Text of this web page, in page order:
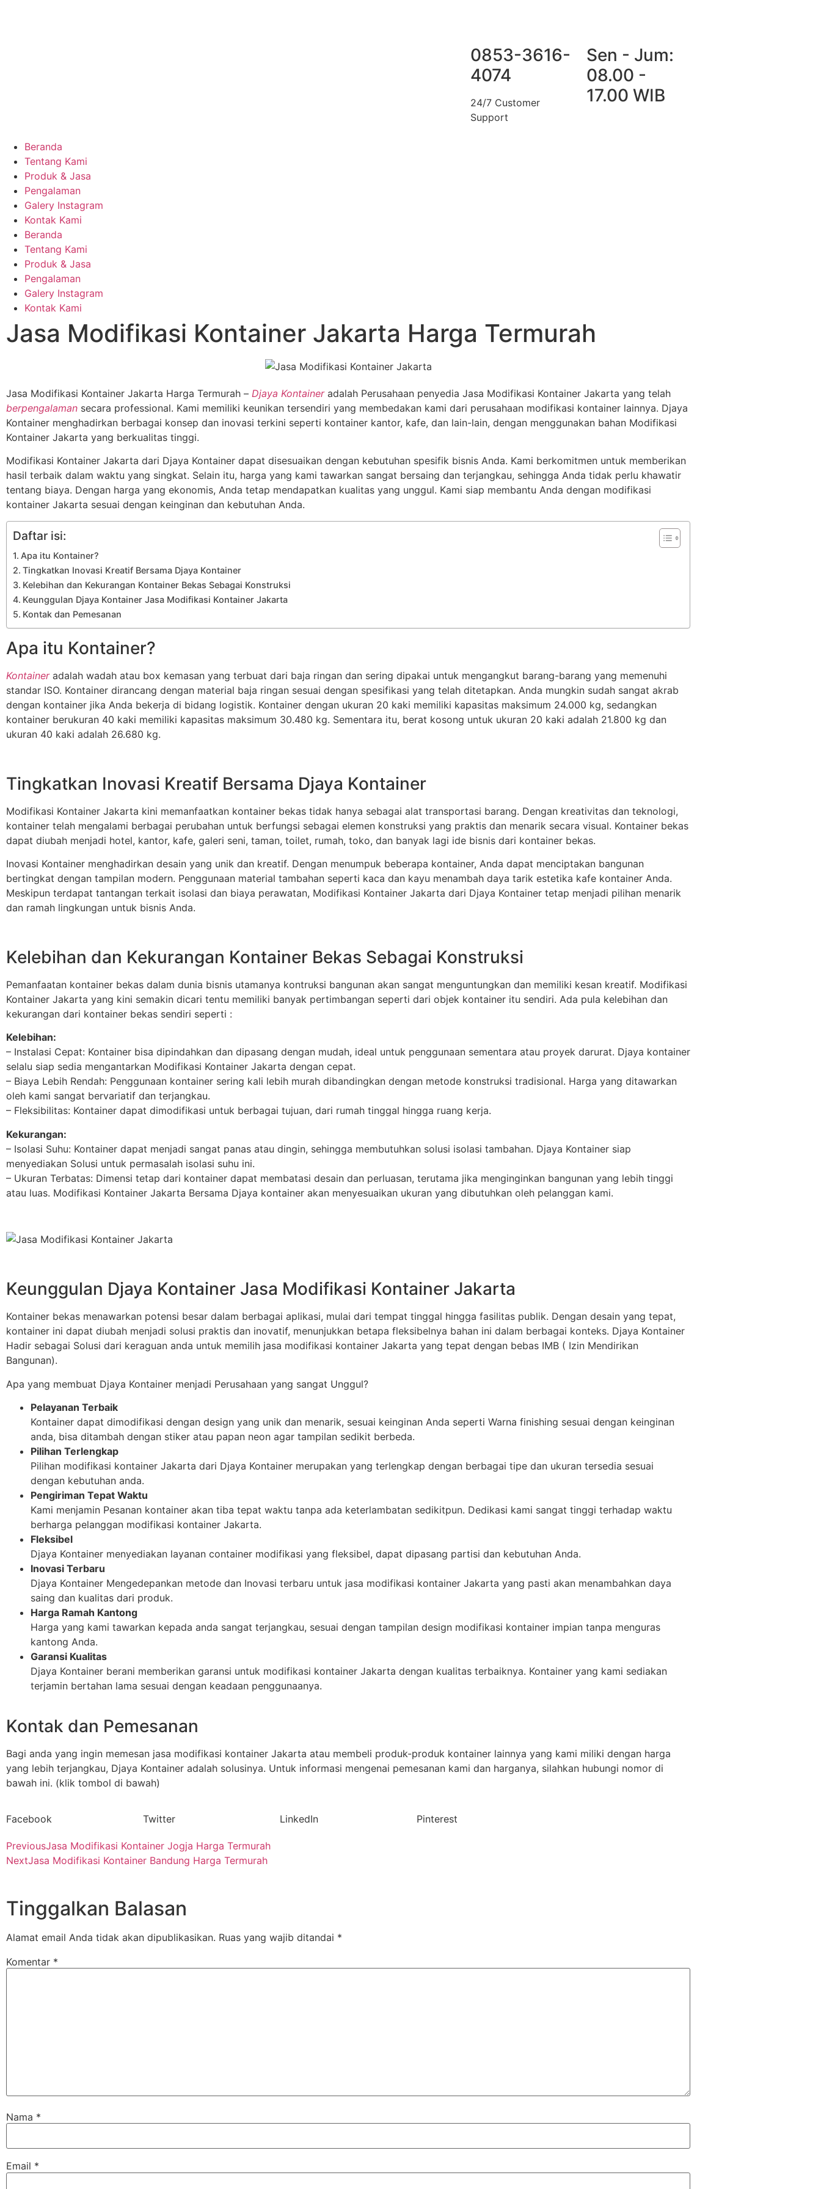
0853-3616-
4074
24/7 Customer
Support
Sen - Jum:
08.00 -
17.00 WIB
Beranda
Tentang Kami
Produk & Jasa
Pengalaman
Galery Instagram
Kontak Kami
Beranda
Tentang Kami
Produk & Jasa
Pengalaman
Galery Instagram
Kontak Kami
Jasa Modifikasi Kontainer Jakarta Harga Termurah
Jasa Modifikasi Kontainer Jakarta Harga Termurah – Djaya Kontainer adalah Perusahaan penyedia Jasa Modifikasi Kontainer Jakarta yang telah
berpengalaman secara professional. Kami memiliki keunikan tersendiri yang membedakan kami dari perusahaan modifikasi kontainer lainnya. Djaya
Kontainer menghadirkan berbagai konsep dan inovasi terkini seperti kontainer kantor, kafe, dan lain-lain, dengan menggunakan bahan Modifikasi
Kontainer Jakarta yang berkualitas tinggi.
Modifikasi Kontainer Jakarta dari Djaya Kontainer dapat disesuaikan dengan kebutuhan spesifik bisnis Anda. Kami berkomitmen untuk memberikan
hasil terbaik dalam waktu yang singkat. Selain itu, harga yang kami tawarkan sangat bersaing dan terjangkau, sehingga Anda tidak perlu khawatir
tentang biaya. Dengan harga yang ekonomis, Anda tetap mendapatkan kualitas yang unggul. Kami siap membantu Anda dengan modifikasi
kontainer Jakarta sesuai dengan keinginan dan kebutuhan Anda.
Daftar isi:
Apa itu Kontainer?
Tingkatkan Inovasi Kreatif Bersama Djaya Kontainer
Kelebihan dan Kekurangan Kontainer Bekas Sebagai Konstruksi
Keunggulan Djaya Kontainer Jasa Modifikasi Kontainer Jakarta
Kontak dan Pemesanan
Apa itu Kontainer?
Kontainer adalah wadah atau box kemasan yang terbuat dari baja ringan dan sering dipakai untuk mengangkut barang-barang yang memenuhi
standar ISO. Kontainer dirancang dengan material baja ringan sesuai dengan spesifikasi yang telah ditetapkan. Anda mungkin sudah sangat akrab
dengan kontainer jika Anda bekerja di bidang logistik. Kontainer dengan ukuran 20 kaki memiliki kapasitas maksimum 24.000 kg, sedangkan
kontainer berukuran 40 kaki memiliki kapasitas maksimum 30.480 kg. Sementara itu, berat kosong untuk ukuran 20 kaki adalah 21.800 kg dan
ukuran 40 kaki adalah 26.680 kg.
Tingkatkan Inovasi Kreatif Bersama Djaya Kontainer
Modifikasi Kontainer Jakarta kini memanfaatkan kontainer bekas tidak hanya sebagai alat transportasi barang. Dengan kreativitas dan teknologi,
kontainer telah mengalami berbagai perubahan untuk berfungsi sebagai elemen konstruksi yang praktis dan menarik secara visual. Kontainer bekas
dapat diubah menjadi hotel, kantor, kafe, galeri seni, taman, toilet, rumah, toko, dan banyak lagi ide bisnis dari kontainer bekas.
Inovasi Kontainer menghadirkan desain yang unik dan kreatif. Dengan menumpuk beberapa kontainer, Anda dapat menciptakan bangunan
bertingkat dengan tampilan modern. Penggunaan material tambahan seperti kaca dan kayu menambah daya tarik estetika kafe kontainer Anda.
Meskipun terdapat tantangan terkait isolasi dan biaya perawatan, Modifikasi Kontainer Jakarta dari Djaya Kontainer tetap menjadi pilihan menarik
dan ramah lingkungan untuk bisnis Anda.
Kelebihan dan Kekurangan Kontainer Bekas Sebagai Konstruksi
Pemanfaatan kontainer bekas dalam dunia bisnis utamanya kontruksi bangunan akan sangat menguntungkan dan memiliki kesan kreatif. Modifikasi
Kontainer Jakarta yang kini semakin dicari tentu memiliki banyak pertimbangan seperti dari objek kontainer itu sendiri. Ada pula kelebihan dan
kekurangan dari kontainer bekas sendiri seperti :
Kelebihan:
– Instalasi Cepat: Kontainer bisa dipindahkan dan dipasang dengan mudah, ideal untuk penggunaan sementara atau proyek darurat. Djaya kontainer
selalu siap sedia mengantarkan Modifikasi Kontainer Jakarta dengan cepat.
– Biaya Lebih Rendah: Penggunaan kontainer sering kali lebih murah dibandingkan dengan metode konstruksi tradisional. Harga yang ditawarkan
oleh kami sangat bervariatif dan terjangkau.
– Fleksibilitas: Kontainer dapat dimodifikasi untuk berbagai tujuan, dari rumah tinggal hingga ruang kerja.
Kekurangan:
– Isolasi Suhu: Kontainer dapat menjadi sangat panas atau dingin, sehingga membutuhkan solusi isolasi tambahan. Djaya Kontainer siap
menyediakan Solusi untuk permasalah isolasi suhu ini.
– Ukuran Terbatas: Dimensi tetap dari kontainer dapat membatasi desain dan perluasan, terutama jika menginginkan bangunan yang lebih tinggi
atau luas. Modifikasi Kontainer Jakarta Bersama Djaya kontainer akan menyesuaikan ukuran yang dibutuhkan oleh pelanggan kami.
Keunggulan Djaya Kontainer Jasa Modifikasi Kontainer Jakarta
Kontainer bekas menawarkan potensi besar dalam berbagai aplikasi, mulai dari tempat tinggal hingga fasilitas publik. Dengan desain yang tepat,
kontainer ini dapat diubah menjadi solusi praktis dan inovatif, menunjukkan betapa fleksibelnya bahan ini dalam berbagai konteks. Djaya Kontainer
Hadir sebagai Solusi dari keraguan anda untuk memilih jasa modifikasi kontainer Jakarta yang tepat dengan bebas IMB ( Izin Mendirikan
Bangunan).
Apa yang membuat Djaya Kontainer menjadi Perusahaan yang sangat Unggul?
Pelayanan Terbaik
Kontainer dapat dimodifikasi dengan design yang unik dan menarik, sesuai keinginan Anda seperti Warna finishing sesuai dengan keinginan
anda, bisa ditambah dengan stiker atau papan neon agar tampilan sedikit berbeda.
Pilihan Terlengkap
Pilihan modifikasi kontainer Jakarta dari Djaya Kontainer merupakan yang terlengkap dengan berbagai tipe dan ukuran tersedia sesuai
dengan kebutuhan anda.
Pengiriman Tepat Waktu
Kami menjamin Pesanan kontainer akan tiba tepat waktu tanpa ada keterlambatan sedikitpun. Dedikasi kami sangat tinggi terhadap waktu
berharga pelanggan modifikasi kontainer Jakarta.
Fleksibel
Djaya Kontainer menyediakan layanan container modifikasi yang fleksibel, dapat dipasang partisi dan kebutuhan Anda.
Inovasi Terbaru
Djaya Kontainer Mengedepankan metode dan Inovasi terbaru untuk jasa modifikasi kontainer Jakarta yang pasti akan menambahkan daya
saing dan kualitas dari produk.
Harga Ramah Kantong
Harga yang kami tawarkan kepada anda sangat terjangkau, sesuai dengan tampilan design modifikasi kontainer impian tanpa menguras
kantong Anda.
Garansi Kualitas
Djaya Kontainer berani memberikan garansi untuk modifikasi kontainer Jakarta dengan kualitas terbaiknya. Kontainer yang kami sediakan
terjamin bertahan lama sesuai dengan keadaan penggunaanya.
Kontak dan Pemesanan
Bagi anda yang ingin memesan jasa modifikasi kontainer Jakarta atau membeli produk-produk kontainer lainnya yang kami miliki dengan harga
yang lebih terjangkau, Djaya Kontainer adalah solusinya. Untuk informasi mengenai pemesanan kami dan harganya, silahkan hubungi nomor di
bawah ini. (klik tombol di bawah)
Facebook Twitter LinkedIn Pinterest
PreviousJasa Modifikasi Kontainer Jogja Harga Termurah
NextJasa Modifikasi Kontainer Bandung Harga Termurah
Tinggalkan Balasan
Alamat email Anda tidak akan dipublikasikan. Ruas yang wajib ditandai *
Komentar *
Nama *
Email *